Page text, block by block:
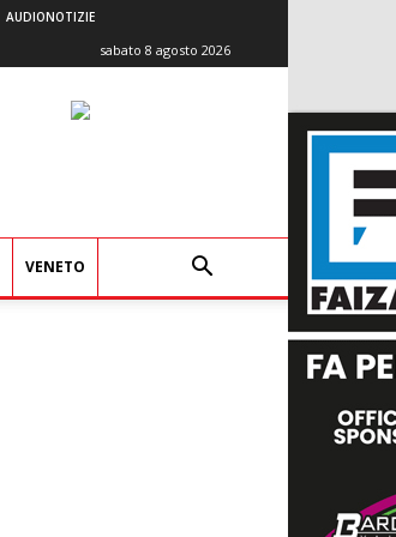
AUDIONOTIZIE
sabato 8 agosto 2026
VENETO